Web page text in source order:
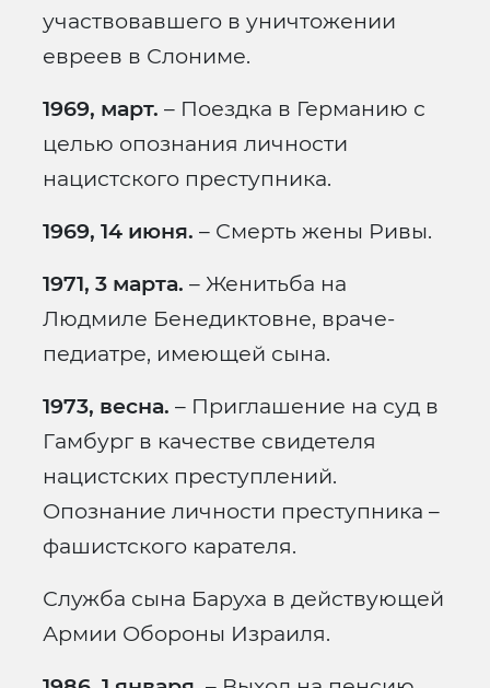
участвовавшего в уничтожении
евреев в Слониме.
1969, март. – Поездка в Германию с
целью опознания личности
нацистского преступника.
1969, 14 июня. – Смерть жены Ривы.
1971, 3 марта. – Женитьба на
Людмиле Бенедиктовне, враче-
педиатре, имеющей сына.
1973, весна. – Приглашение на суд в
Гамбург в качестве свидетеля
нацистских преступлений.
Опознание личности преступника –
фашистского карателя.
Служба сына Баруха в действующей
Армии Обороны Израиля.